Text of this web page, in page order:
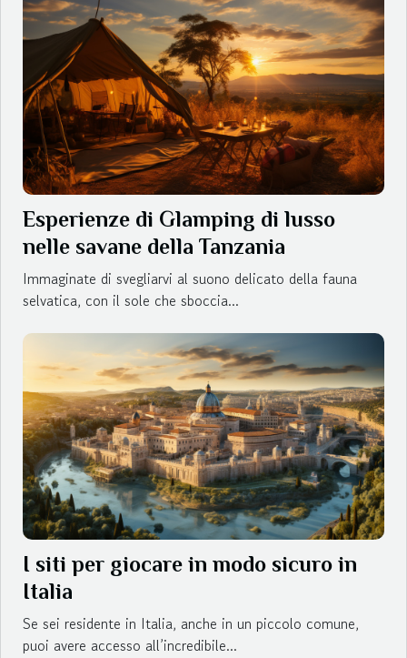
Esperienze di Glamping di lusso
nelle savane della Tanzania
Immaginate di svegliarvi al suono delicato della fauna
selvatica, con il sole che sboccia...
I siti per giocare in modo sicuro in
Italia
Se sei residente in Italia, anche in un piccolo comune,
puoi avere accesso all’incredibile...